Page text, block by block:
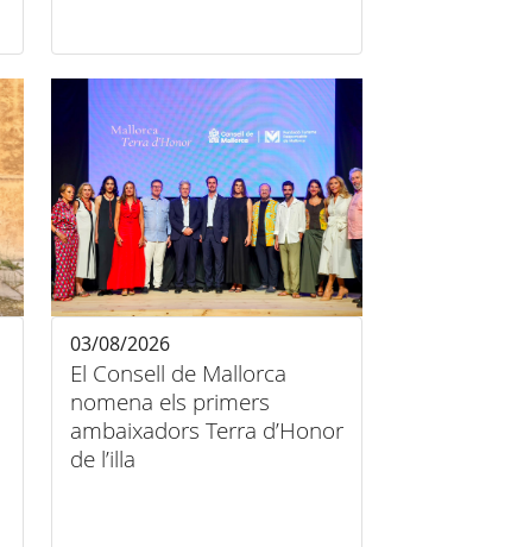
El Consell de Mallorca
nomena els primers
ambaixadors Terra d’Honor
de l’illa
03/08/2026